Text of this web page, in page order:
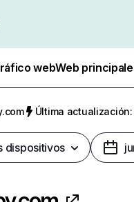
webWeb
Última
dispositivos